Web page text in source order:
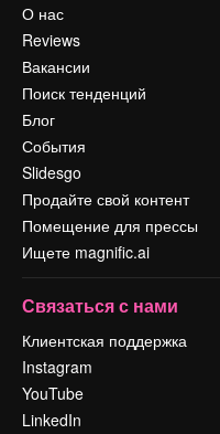
О нас
Reviews
Вакансии
Поиск тенденций
Блог
События
Slidesgo
Продайте свой контент
Помещение для прессы
Ищете magnific.ai
Связаться с нами
Клиентская поддержка
Instagram
YouTube
LinkedIn